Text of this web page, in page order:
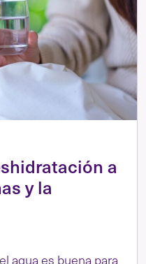
a
y la
agua es buena para